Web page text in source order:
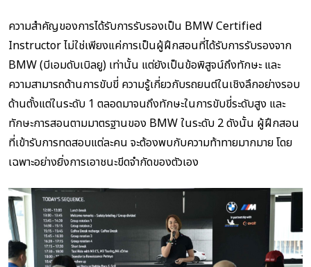
ความสำคัญของการได้รับการรับรองเป็น BMW Certified
Instructor ไม่ใช่เพียงแค่การเป็นผู้ฝึกสอนที่ได้รับการรับรองจาก
BMW (บีเอมดับเบิลยู) เท่านั้น แต่ยังเป็นข้อพิสูจน์ถึงทักษะ และ
ความสามารถด้านการขับขี่ ความรู้เกี่ยวกับรถยนต์ในเชิงลึกอย่างรอบ
ด้านตั้งแต่ในระดับ 1 ตลอดมาจนถึงทักษะในการขับขี่ระดับสูง และ
ทักษะการสอนตามมาตรฐานของ BMW ในระดับ 2 ดังนั้น ผู้ฝึกสอน
ที่เข้ารับการทดสอบแต่ละคน จะต้องพบกับความท้าทายมากมาย โดย
เฉพาะอย่างยิ่งการเอาชนะขีดจำกัดของตัวเอง